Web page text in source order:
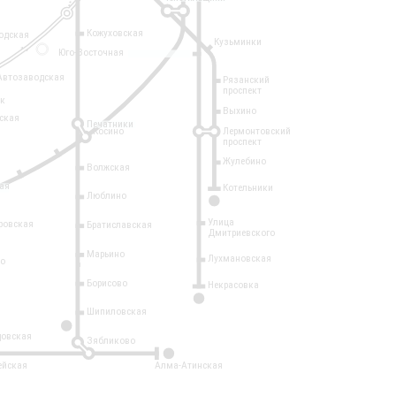
2
14
Кузьминки
Рязанский
проспект
Выхино
Лермонтовский
проспект
Жулебино
Котельники
Кожуховская
Печатники
Волжская
Люблино
Братиславская
Марьино
Борисово
Шипиловская
Зябликово
Алма-Атинская
Улица
Дмитриевского
Лухмановская
Некрасовка
Косино
Юго-Восточная